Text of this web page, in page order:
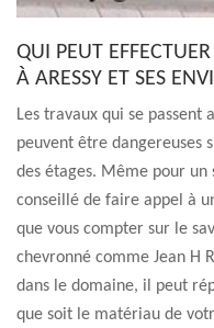
QUI PEUT
À ARESSY ET SES
Les travaux qui se passent
peuvent être dangereuses
des étages. Même pour
conseillé de faire appel à
que vous compter sur le
chevronné comme Jean H
dans le domaine, il peut
que soit le matériau de